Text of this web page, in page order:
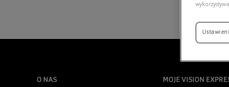
O NAS MOJE VISION